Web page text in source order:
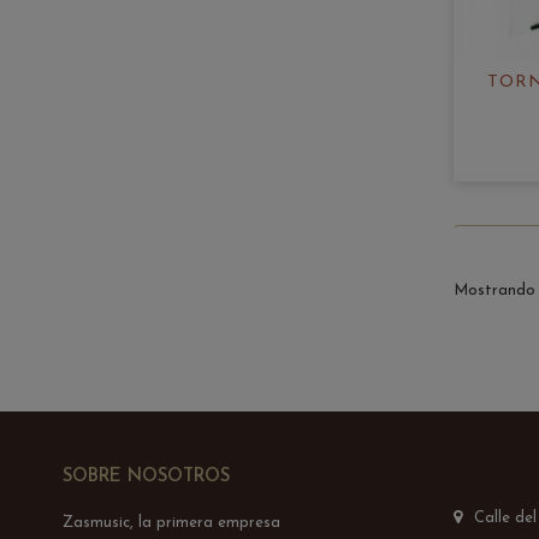
Mostrando
SOBRE NOSOTROS
Zasmusic, la primera empresa Calle